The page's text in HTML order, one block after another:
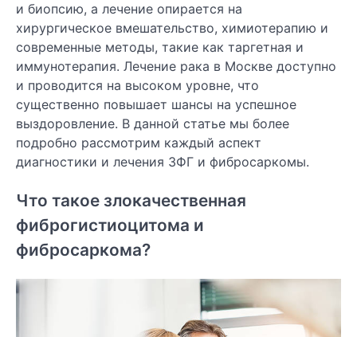
и биопсию, а лечение опирается на
хирургическое вмешательство, химиотерапию и
современные методы, такие как таргетная и
иммунотерапия. Лечение рака в Москве доступно
и проводится на высоком уровне, что
существенно повышает шансы на успешное
выздоровление. В данной статье мы более
подробно рассмотрим каждый аспект
диагностики и лечения ЗФГ и фибросаркомы.
Что такое злокачественная
фиброгистиоцитома и
фибросаркома?